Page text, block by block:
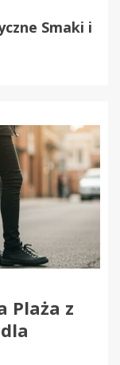
Smaki i
Plaża z